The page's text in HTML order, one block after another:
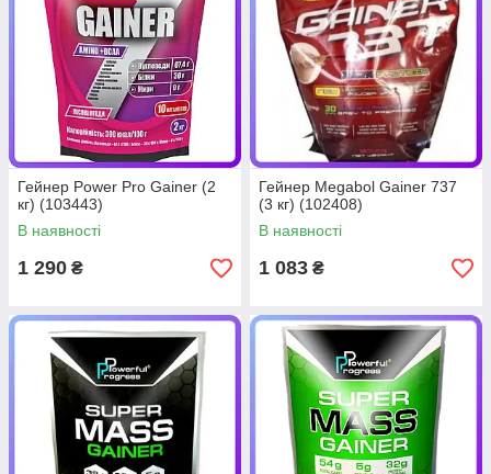
Гейнер Power Pro Gainer (2
кг) (103443)
В наявності
1 290 ₴
Гейнер Megabol Gainer 737
(3 кг) (102408)
В наявності
1 083 ₴